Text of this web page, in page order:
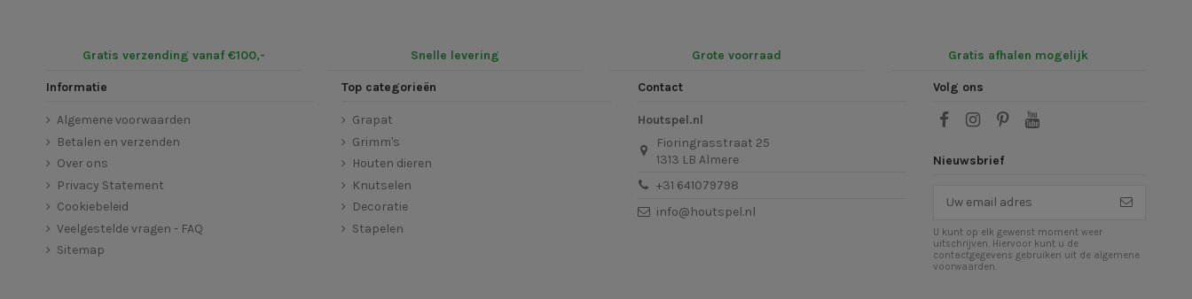
Gratis verzending vanaf €100,- Snelle levering Grote voorraad Gratis afhalen mogelijk
Informatie
Algemene voorwaarden
Betalen en verzenden
Over ons
Privacy Statement
Cookiebeleid
Veelgestelde vragen - FAQ
Sitemap
Top categorieën
Grapat
Grimm's
Houten dieren
Knutselen
Decoratie
Stapelen
Contact
Houtspel.nl
Fioringrasstraat 25
1313 LB Almere
+31 641079798
info@houtspel.nl
Volg ons
Nieuwsbrief
U kunt op elk gewenst moment weer
uitschrijven. Hiervoor kunt u de
contactgegevens gebruiken uit de algemene
voorwaarden.